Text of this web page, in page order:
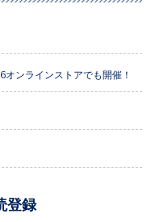
オンラインストアでも開催！
登録